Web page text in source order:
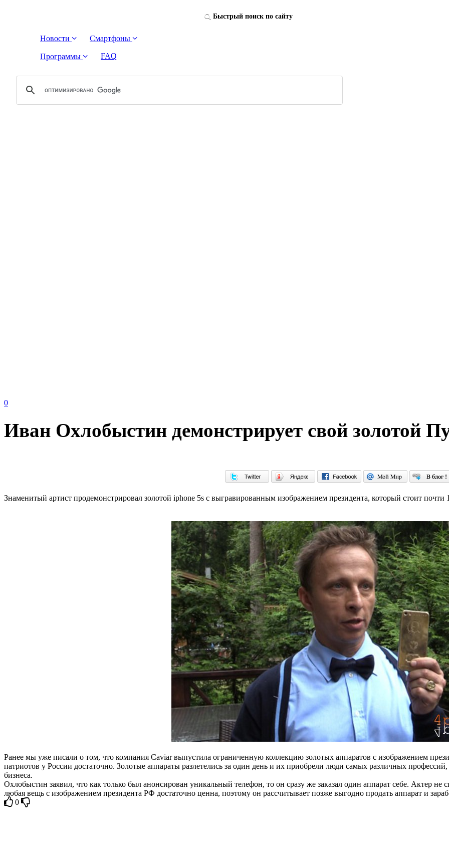
Новости Смартфоны
Программы FAQ
Быстрый поиск по сайту
0
Иван Охлобыстин демонстрирует свой золотой
Знаменитый артист продемонстрировал золотой iphone 5s с выгравированным изображением президента, который стоит почти
Ранее мы уже писали о том, что компания Caviar выпустила ограниченную коллекцию золотых аппаратов с изображением
патриотов у России достаточно. Золотые аппараты разлетелись за один день и их приобрели люди самых различных
бизнеса.
Охлобыстин заявил, что как только был анонсирован уникальный телефон, то он сразу же заказал один аппарат себе. Актер
любая вещь с изображением президента РФ достаточно ценна, поэтому он рассчитывает позже выгодно продать аппарат и
0